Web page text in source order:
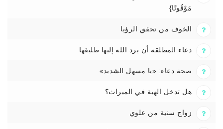
مَوْقُوتًا}
الخوف من تحقق الرؤيا
دعاء المطلقة أن يرد الله إليها طليقها
صحة دعاء: «يا مسهل الشديد»
هل تدخل الهبة في الميراث؟
زواج سنية من علوي